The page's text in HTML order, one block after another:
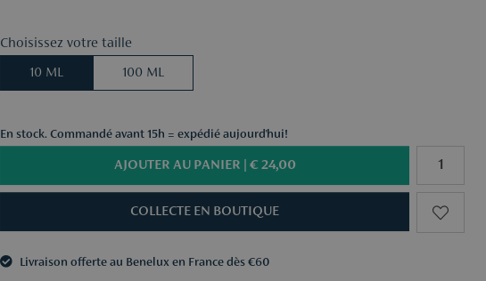
Choisissez votre taille
10 ML 100 ML
En stock. Commandé avant 15h = expédié aujourd'hui!
AJOUTER AU PANIER | € 24,00
COLLECTE EN BOUTIQUE
Livraison offerte au Benelux en France dès €60